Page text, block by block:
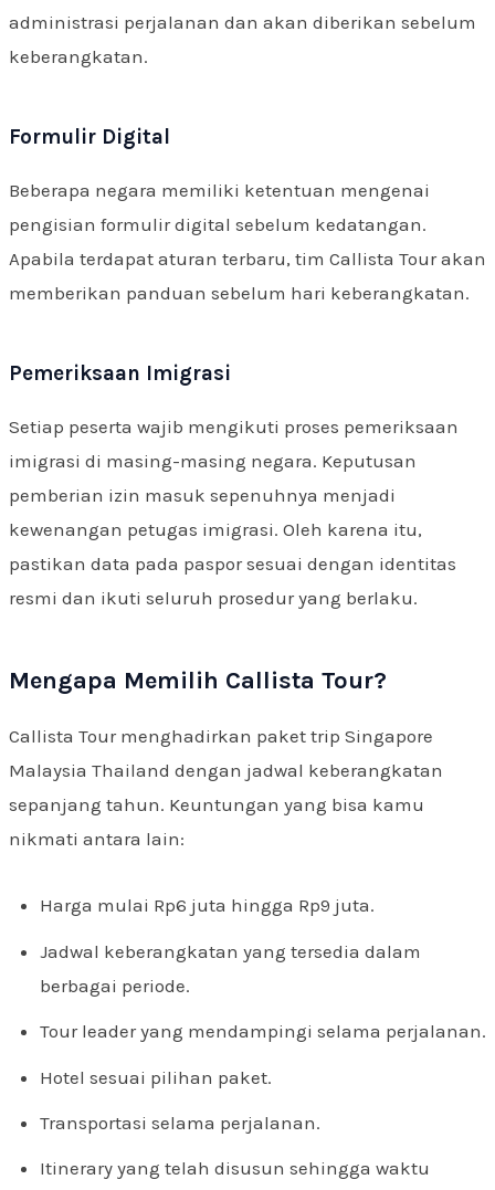
administrasi perjalanan dan akan diberikan sebelum
keberangkatan.
Formulir Digital
Beberapa negara memiliki ketentuan mengenai
pengisian formulir digital sebelum kedatangan.
Apabila terdapat aturan terbaru, tim Callista Tour akan
memberikan panduan sebelum hari keberangkatan.
Pemeriksaan Imigrasi
Setiap peserta wajib mengikuti proses pemeriksaan
imigrasi di masing-masing negara. Keputusan
pemberian izin masuk sepenuhnya menjadi
kewenangan petugas imigrasi. Oleh karena itu,
pastikan data pada paspor sesuai dengan identitas
resmi dan ikuti seluruh prosedur yang berlaku.
Mengapa Memilih Callista Tour?
Callista Tour menghadirkan paket trip Singapore
Malaysia Thailand dengan jadwal keberangkatan
sepanjang tahun. Keuntungan yang bisa kamu
nikmati antara lain:
Harga mulai Rp6 juta hingga Rp9 juta.
Jadwal keberangkatan yang tersedia dalam
berbagai periode.
Tour leader yang mendampingi selama perjalanan.
Hotel sesuai pilihan paket.
Transportasi selama perjalanan.
Itinerary yang telah disusun sehingga waktu